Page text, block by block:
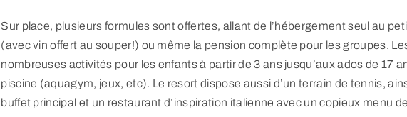
Sur place, plusieurs formules sont offertes, allant de l’hébergement seul au
(avec vin offert au souper!) ou même la pension complète pour les groupes.
nombreuses activités pour les enfants à partir de 3 ans jusqu’aux ados de 17
piscine (aquagym, jeux, etc). Le resort dispose aussi d’un terrain de tennis,
buffet principal et un restaurant d’inspiration italienne avec un copieux menu